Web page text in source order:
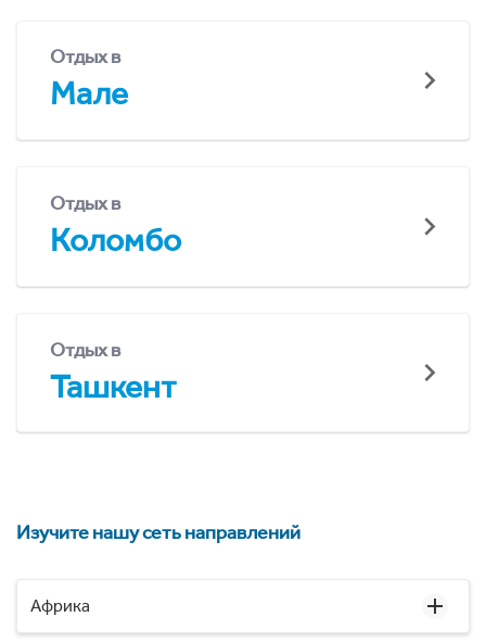
Отдых в
Мале
Отдых в
Коломбо
Отдых в
Ташкент
Изучите нашу сеть направлений
Африка